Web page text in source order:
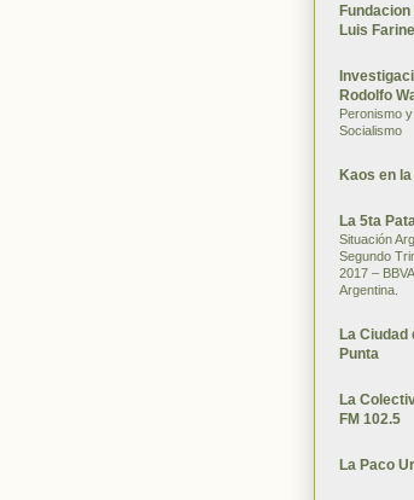
Fundacion
Luis
Rodolfo
Peronismo y
Socialismo
Kaos en la
La 5ta Pata
Situación
Segundo
2017 –
Argentina.
La Ciudad
Punta
La
FM 102.5
La Paco